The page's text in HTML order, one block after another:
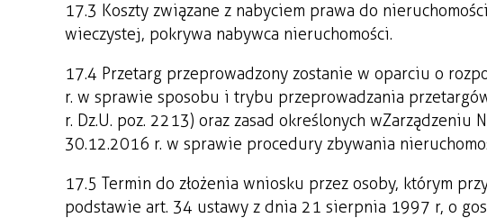
17.3 Koszty związane z nabyciem prawa do
wieczystej, pokrywa nabywca nieruchomości.
17.4 Przetarg przeprowadzony zostanie w oparciu o
r. w sprawie sposobu i trybu przeprowadzania
r. Dz.U. poz. 2213) oraz zasad określonych w
30.12.2016 r. w sprawie procedury zbywania
17.5 Termin do złożenia wniosku przez osoby, którym
podstawie art. 34 ustawy z dnia 21 sierpnia 1997 r, o